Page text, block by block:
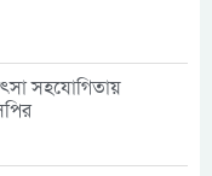
সহযোগিতায়